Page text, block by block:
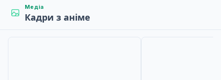
Медіа
Кадри з аніме